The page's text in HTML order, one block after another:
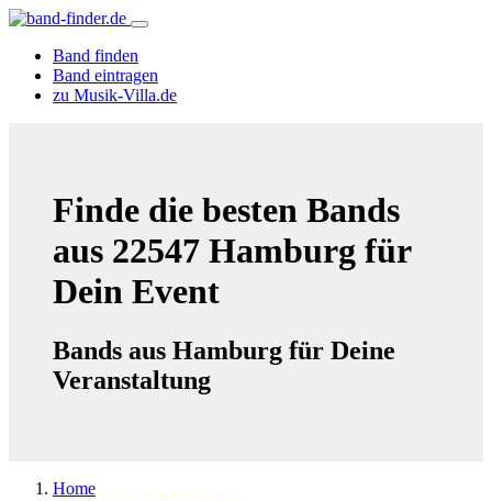
Band finden
Band eintragen
zu Musik-Villa.de
Finde die besten Bands
aus 22547 Hamburg für
Dein Event
Bands aus Hamburg für Deine
Veranstaltung
Home